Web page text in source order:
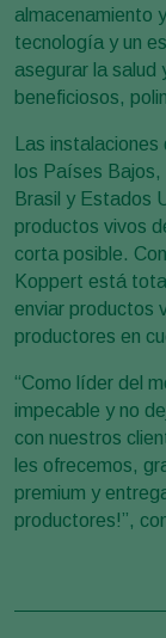
almacenamiento
tecnología y un
asegurar la salud
beneficiosos,
Las
los Países
Brasil y Estados
productos vivos
corta posible.
Koppert está
enviar productos
productores en
“Como líder del
impecable y no
con nuestros
les ofrecemos,
premium y
productores!”,